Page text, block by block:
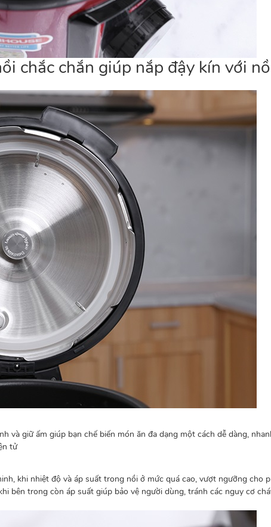
chắc chắn giúp nắp đậy kín với
và giữ ấm giúp bạn chế biến món ăn đa dạng một cách dễ dàng,
tử
khi nhiệt độ và áp suất trong nồi ở mức quá cao, vượt ngưỡng cho
bên trong còn áp suất giúp bảo vệ người dùng, tránh các nguy cơ